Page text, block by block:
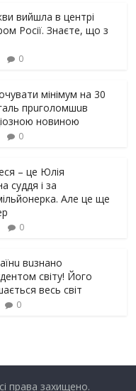
вийшла в центрі
Росії. Знаєте, що з
0
мінімум на 30
прuголомшuв
новиною
0
– це Юлія
суддя і за
Але це ще
0
вuзнано
світу! Його
весь світ
0
права захищено.